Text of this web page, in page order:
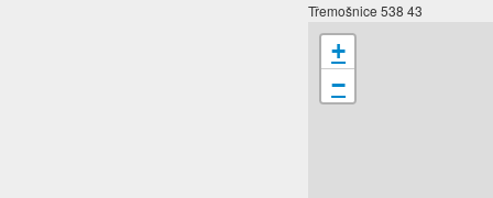
Třemošnice 538 43
+
−